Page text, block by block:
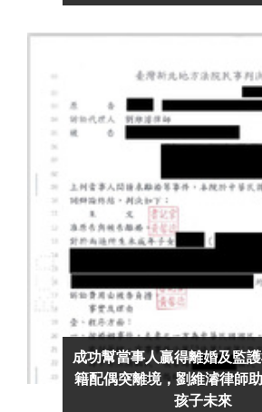
成功幫當事人贏得離婚及監
籍配偶突離境，劉維濬律師
孩子未來